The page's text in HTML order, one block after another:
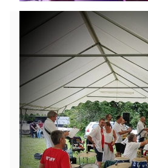
Laissez-vous entraîner, le
une douce excursion
tendances Jazz